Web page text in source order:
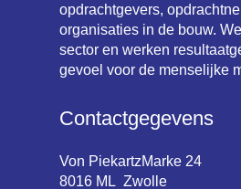
opdrachtgevers,
organisaties in de bouw.
sector en werken
gevoel voor de menselijke
Contactgegevens
Von PiekartzMarke 24
8016 ML Zwolle